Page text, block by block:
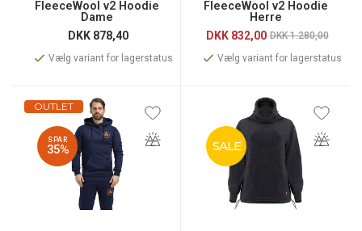
FleeceWool v2 Hoodie
Dame
DKK 878,40
Vælg variant for lagerstatus
FleeceWool v2 Hoodie
Herre
DKK832,00 DKK 1.280,00
Vælg variant for lagerstatus
OUTLET
SPAR
35% SALE